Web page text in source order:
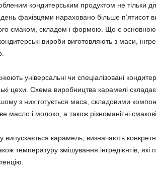
кондитерським продуктом не тільки
фахівцями нараховано більше п’ятисот
смаком, складом і формою. Що є
вироби виготовляють з маси,
універсальні чи спеціалізовані
цехи. Схема виробництва карамелі
з них готується маса, складовими
масло і молоко, а також різноманітні
випускається карамель, визначають
температуру змішування інгредієнтів, які